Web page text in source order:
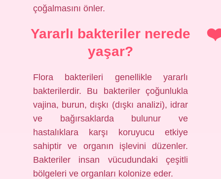
çoğalmasını önler.
Yararlı bakteriler nerede
yaşar?
Flora bakterileri genellikle yararlı
bakterilerdir. Bu bakteriler çoğunlukla
vajina, burun, dışkı (dışkı analizi), idrar
ve bağırsaklarda bulunur ve
hastalıklara karşı koruyucu etkiye
sahiptir ve organın işlevini düzenler.
Bakteriler insan vücudundaki çeşitli
bölgeleri ve organları kolonize eder.